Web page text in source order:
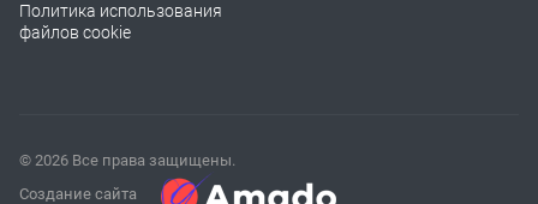
Политика использования
файлов cookie
© 2026 Все права защищены.
Создание сайта